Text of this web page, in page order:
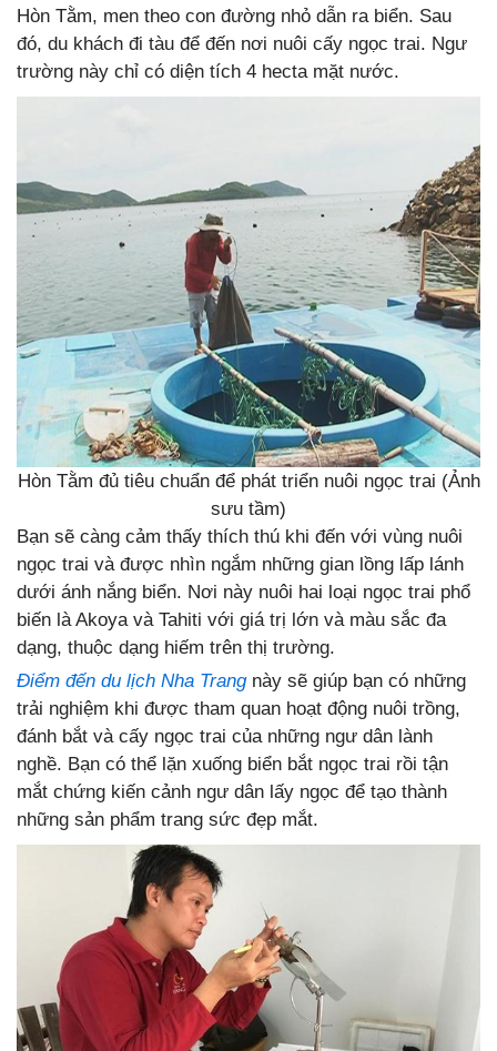
Hòn Tằm, men theo con đường nhỏ dẫn ra biển. Sau
đó, du khách đi tàu để đến nơi nuôi cấy ngọc trai. Ngư
trường này chỉ có diện tích 4 hecta mặt nước.
Hòn Tằm đủ tiêu chuẩn để phát triển nuôi ngọc trai (Ảnh
sưu tầm)
Bạn sẽ càng cảm thấy thích thú khi đến với vùng nuôi
ngọc trai và được nhìn ngắm những gian lồng lấp lánh
dưới ánh nắng biển. Nơi này nuôi hai loại ngọc trai phổ
biến là Akoya và Tahiti với giá trị lớn và màu sắc đa
dạng, thuộc dạng hiếm trên thị trường.
Điểm đến du lịch Nha Trangnày sẽ giúp bạn có những
trải nghiệm khi được tham quan hoạt động nuôi trồng,
đánh bắt và cấy ngọc trai của những ngư dân lành
nghề. Bạn có thể lặn xuống biển bắt ngọc trai rồi tận
mắt chứng kiến cảnh ngư dân lấy ngọc để tạo thành
những sản phẩm trang sức đẹp mắt.